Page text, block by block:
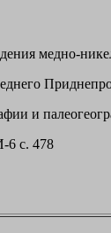
медно-
и
6 с. 478